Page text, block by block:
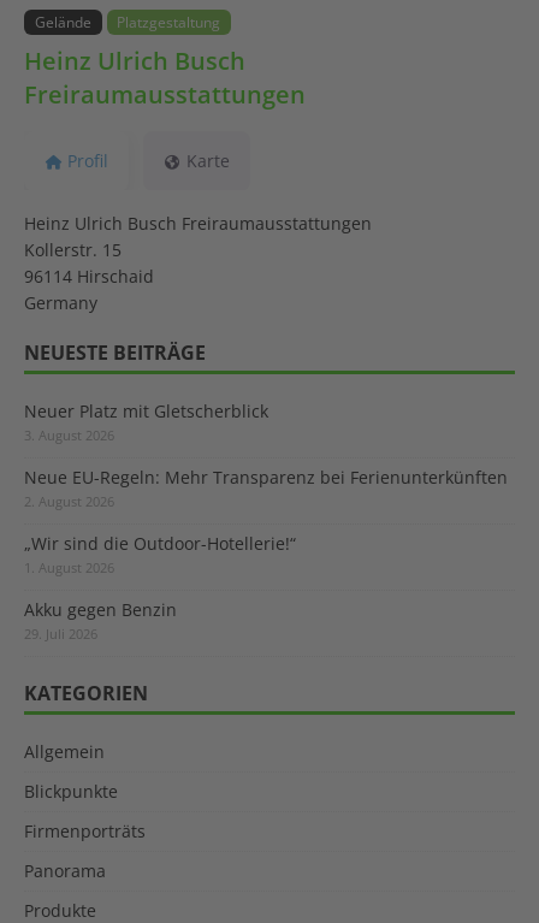
Gelände Platzgestaltung
Heinz Ulrich Busch
Freiraumausstattungen
Profil Karte
Heinz Ulrich Busch Freiraumausstattungen
Kollerstr. 15
96114 Hirschaid
Germany
NEUESTE BEITRÄGE
Neuer Platz mit Gletscherblick
3. August 2026
Neue EU-Regeln: Mehr Transparenz bei Ferienunterkünften
2. August 2026
„Wir sind die Outdoor-Hotellerie!“
1. August 2026
Akku gegen Benzin
29. Juli 2026
KATEGORIEN
Allgemein
Blickpunkte
Firmenporträts
Panorama
Produkte